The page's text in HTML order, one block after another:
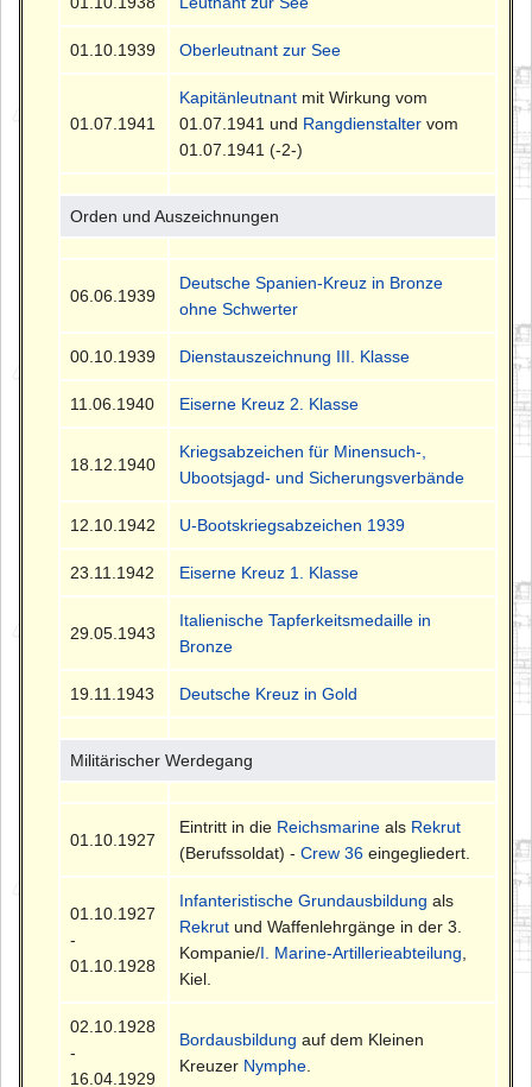
01.10.1939 Oberleutnant zur See
01.07.1941
Kapitänleutnant mit Wirkung vom
01.07.1941 und Rangdienstalter vom
01.07.1941 (-2-)
Orden und Auszeichnungen
06.06.1939
Deutsche Spanien-Kreuz in Bronze
ohne Schwerter
00.10.1939 Dienstauszeichnung III. Klasse
11.06.1940 Eiserne Kreuz 2. Klasse
18.12.1940
Kriegsabzeichen für Minensuch-,
Ubootsjagd- und Sicherungsverbände
12.10.1942 U-Bootskriegsabzeichen 1939
23.11.1942 Eiserne Kreuz 1. Klasse
29.05.1943
Italienische Tapferkeitsmedaille in
Bronze
19.11.1943 Deutsche Kreuz in Gold
Militärischer Werdegang
01.10.1927
Eintritt in die Reichsmarine als Rekrut
(Berufssoldat) -Crew 36 eingegliedert.
01.10.1927
-
01.10.1928
Infanteristische Grundausbildung als
Rekrut und Waffenlehrgänge in der 3.
Kompanie/I. Marine-Artillerieabteilung
Kiel.
02.10.1928
-
16.04.1929
Bordausbildung auf dem Kleinen
Kreuzer Nymphe